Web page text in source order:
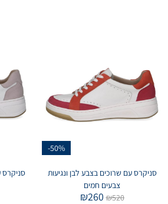
-50%
סניקרס עם שרוכים בצבע לבן ונגיעות
צבעים חמים
₪520
₪260
סניקרס